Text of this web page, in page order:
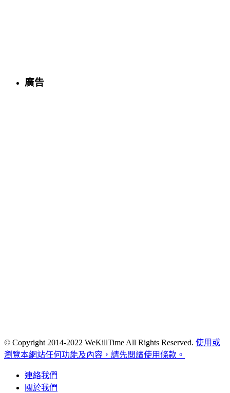
廣告
© Copyright 2014-2022 WeKillTime All Rights Reserved. 使用或
瀏覽本網站任何功能及內容，請先閱讀使用條款。
連絡我們
關於我們